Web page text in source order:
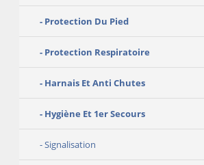
Protection Du Pied
Protection Respiratoire
Harnais Et Anti Chutes
Hygiène Et 1er Secours
Signalisation